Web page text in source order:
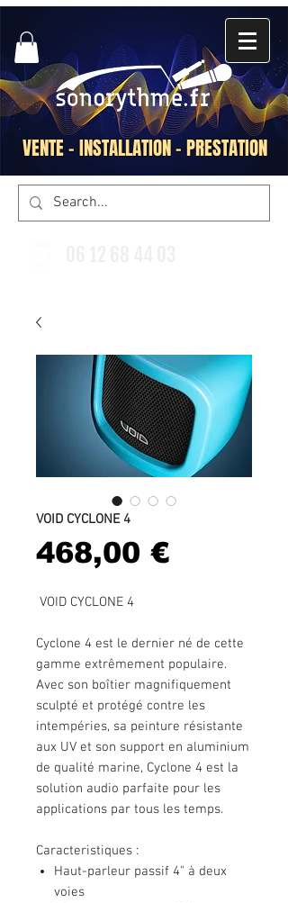
VENTE - INSTALLATION - PRESTATION
VOID CYCLONE 4
468,00 €Prix
VOID CYCLONE 4
Cyclone 4 est le dernier né de cette
gamme extrêmement populaire.
Avec son boîtier magnifiquement
sculpté et protégé contre les
intempéries, sa peinture résistante
aux UV et son support en aluminium
de qualité marine, Cyclone 4 est la
solution audio parfaite pour les
applications par tous les temps.
Caracteristiques :
Haut-parleur passif 4" à deux
voies